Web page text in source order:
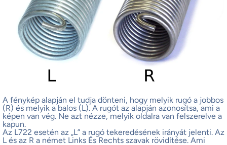
A fénykép alapján el tudja dönteni, hogy melyik rugó a jobbos
(R) és melyik a balos (L). A rugót az alapján azonosítsa, ami a
képen van vég. Ne azt nézze, melyik oldalra van felszerelve a
kapun.
Az L722 esetén az „L” a rugó tekeredésének irányát jelenti. Az
L és az R a német Links És Rechts szavak rövidítése. Ami